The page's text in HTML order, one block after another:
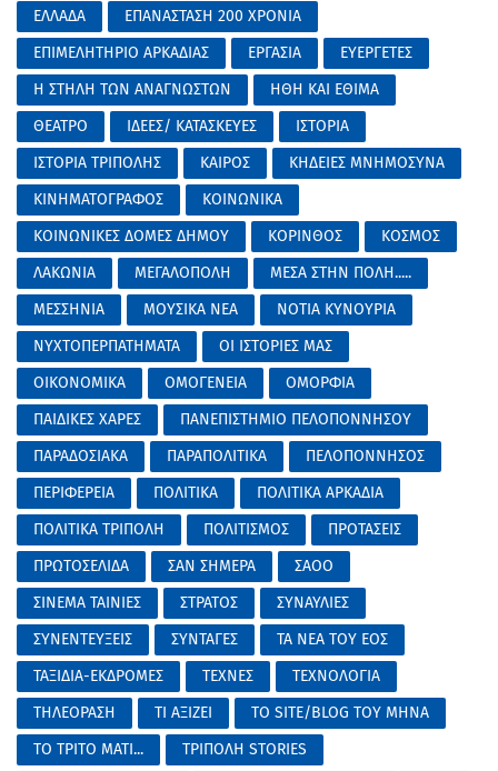
ΕΛΛΑΔΑ
ΕΠΑΝΑΣΤΑΣΗ 200 ΧΡΟΝΙΑ
ΕΠΙΜΕΛΗΤΗΡΙΟ ΑΡΚΑΔΙΑΣ
ΕΡΓΑΣΙΑ
ΕΥΕΡΓΕΤΕΣ
Η ΣΤΗΛΗ ΤΩΝ ΑΝΑΓΝΩΣΤΩΝ
ΗΘΗ ΚΑΙ ΕΘΙΜΑ
ΘΕΑΤΡΟ
ΙΔΕΕΣ/ ΚΑΤΑΣΚΕΥΕΣ
ΙΣΤΟΡΙΑ
ΙΣΤΟΡΙΑ ΤΡΙΠΟΛΗΣ
ΚΑΙΡΟΣ
ΚΗΔΕΙΕΣ ΜΝΗΜΟΣΥΝΑ
ΚΙΝΗΜΑΤΟΓΡΑΦΟΣ
ΚΟΙΝΩΝΙΚΑ
ΚΟΙΝΩΝΙΚΕΣ ΔΟΜΕΣ ΔΗΜΟΥ
ΚΟΡΙΝΘΟΣ
ΚΟΣΜΟΣ
ΛΑΚΩΝΙΑ
ΜΕΓΑΛΟΠΟΛΗ
ΜΕΣΑ ΣΤΗΝ ΠΟΛΗ.....
ΜΕΣΣΗΝΙΑ
ΜΟΥΣΙΚΑ ΝΕΑ
ΝΟΤΙΑ ΚΥΝΟΥΡΙΑ
ΝΥΧΤΟΠΕΡΠΑΤΗΜΑΤΑ
ΟΙ ΙΣΤΟΡΙΕΣ ΜΑΣ
ΟΙΚΟΝΟΜΙΚΑ
ΟΜΟΓΕΝΕΙΑ
ΟΜΟΡΦΙΑ
ΠΑΙΔΙΚΕΣ ΧΑΡΕΣ
ΠΑΝΕΠΙΣΤΗΜΙΟ ΠΕΛΟΠΟΝΝΗΣΟΥ
ΠΑΡΑΔΟΣΙΑΚΑ
ΠΑΡΑΠΟΛΙΤΙΚΑ
ΠΕΛΟΠΟΝΝΗΣΟΣ
ΠΕΡΙΦΕΡΕΙΑ
ΠΟΛΙΤΙΚΑ
ΠΟΛΙΤΙΚΑ ΑΡΚΑΔΙΑ
ΠΟΛΙΤΙΚΑ ΤΡΙΠΟΛΗ
ΠΟΛΙΤΙΣΜΟΣ
ΠΡΟΤΑΣΕΙΣ
ΠΡΩΤΟΣΕΛΙΔΑ
ΣΑΝ ΣΗΜΕΡΑ
ΣΑΟΟ
ΣΙΝΕΜΑ ΤΑΙΝΙΕΣ
ΣΤΡΑΤΟΣ
ΣΥΝΑΥΛΙΕΣ
ΣΥΝΕΝΤΕΥΞΕΙΣ
ΣΥΝΤΑΓΕΣ
ΤΑ ΝΕΑ ΤΟΥ ΕΟΣ
ΤΑΞΙΔΙΑ-ΕΚΔΡΟΜΕΣ
ΤΕΧΝΕΣ
ΤΕΧΝΟΛΟΓΙΑ
ΤΗΛΕΟΡΑΣΗ
ΤΙ ΑΞΙΖΕΙ
ΤΟ SITE/BLOG ΤΟΥ ΜΗΝΑ
ΤΟ ΤΡΙΤΟ ΜΑΤΙ...
ΤΡΙΠΟΛΗ STORIES